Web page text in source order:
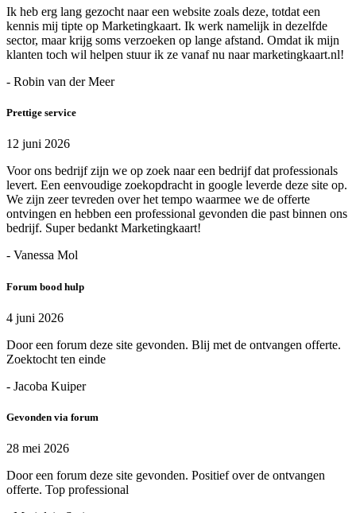
Ik heb erg lang gezocht naar een website zoals deze, totdat een
kennis mij tipte op Marketingkaart. Ik werk namelijk in dezelfde
sector, maar krijg soms verzoeken op lange afstand. Omdat ik mijn
klanten toch wil helpen stuur ik ze vanaf nu naar marketingkaart.nl!
- Robin van der Meer
Prettige service
12 juni 2026
Voor ons bedrijf zijn we op zoek naar een bedrijf dat professionals
levert. Een eenvoudige zoekopdracht in google leverde deze site op.
We zijn zeer tevreden over het tempo waarmee we de offerte
ontvingen en hebben een professional gevonden die past binnen ons
bedrijf. Super bedankt Marketingkaart!
- Vanessa Mol
Forum bood hulp
4 juni 2026
Door een forum deze site gevonden. Blij met de ontvangen offerte.
Zoektocht ten einde
- Jacoba Kuiper
Gevonden via forum
28 mei 2026
Door een forum deze site gevonden. Positief over de ontvangen
offerte. Top professional